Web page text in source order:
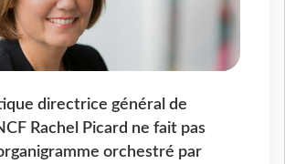
directrice général de
Rachel Picard ne fait pas
orchestré par